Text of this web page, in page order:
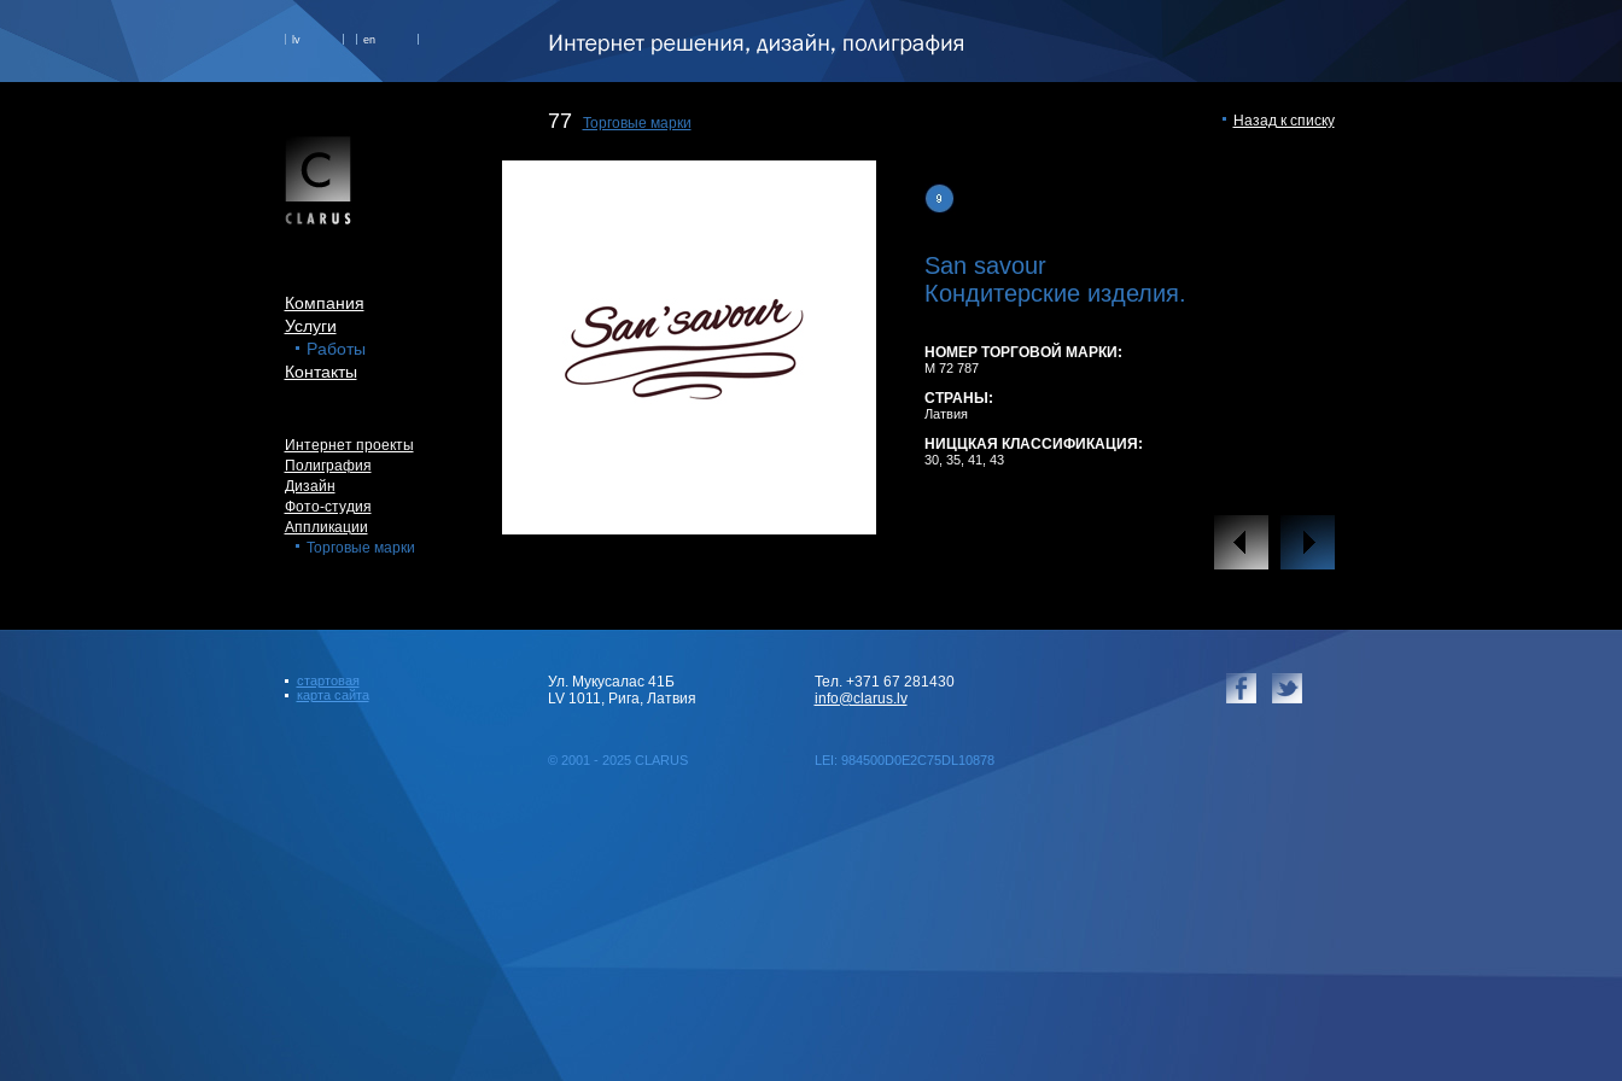
lv en
Компания
Услуги
Работы
Контакты
Интернет проекты
Полиграфия
Дизайн
Фото-студия
Аппликации
Торговые марки
77 Торговые марки Назад к списку
San savour
Кондитерские изделия.
НОМЕР ТОРГОВОЙ МАРКИ:
M 72 787
СТРАНЫ:
Латвия
НИЦЦКАЯ КЛАССИФИКАЦИЯ:
30, 35, 41, 43
стартовая
карта сайта
Ул. Мукусалас 41Б
LV 1011, Рига, Латвия
© 2001 - 2025 CLARUS LEI: 984500D0E2C75DL10878
Тел. +371 67 281430
info@clarus.lv